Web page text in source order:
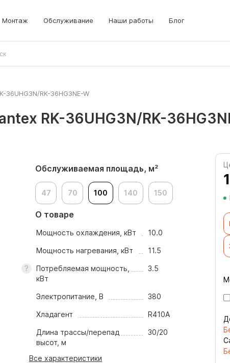
Монтаж Обслуживание Наши работы Блог
36UHG3N/RK-36HG3NE-W
RK-36UHG3N/RK-
Обслуживаемая площадь, м²
47 70 100 140 150
О товаре
Мощность охлаждения, кВт 10.0
Мощность нагревания, кВт 11.5
Потребляемая мощность,
кВт
3.5
Электропитание, В 380
Хладагент R410A
Длина трассы/перепад
высот, м
30/20
Все характеристики